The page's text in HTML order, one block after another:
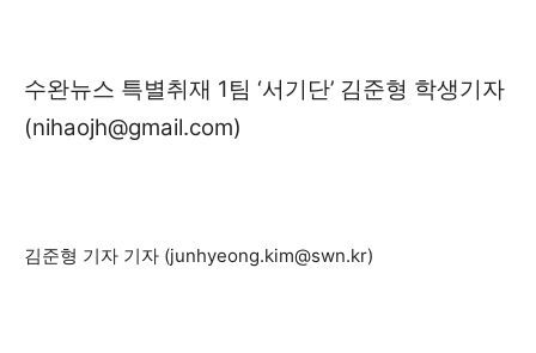
수완뉴스 특별취재 1팀 ‘서기단’ 김준형 학생기자
(nihaojh@gmail.com)
김준형 기자 기자 (junhyeong.kim@swn.kr)